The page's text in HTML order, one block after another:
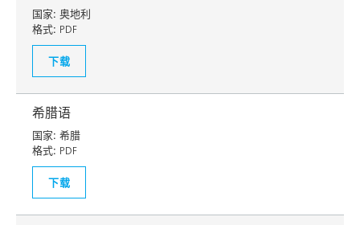
国家: 奥地利
格式: PDF
下载
希腊语
国家: 希腊
格式: PDF
下载